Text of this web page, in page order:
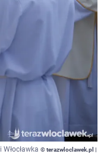
© terazwloclawek.pl |